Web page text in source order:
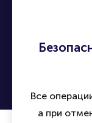
Все
а при